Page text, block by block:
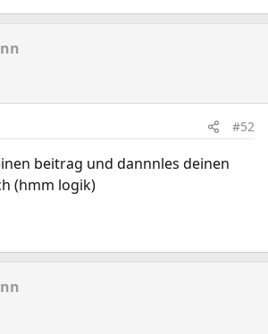
#52
beitrag und dannnles deinen
(hmm logik)